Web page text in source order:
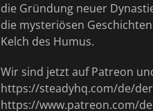
die Gründung neuer
die mysteriösen
Kelch des Humus.
Wir sind jetzt auf Patreon
https://steadyhq.com/de/
https://www.patreon.com/